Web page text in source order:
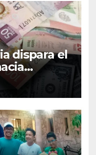
dispara el